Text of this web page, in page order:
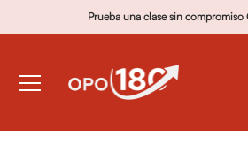
Prueba una clase sin compromiso